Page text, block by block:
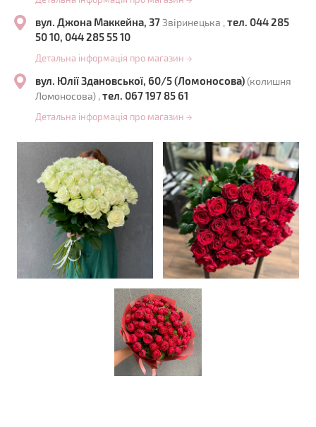
вул. Джона Маккейна, 37 Звіринецька , тел. 044 285
50 10, 044 285 55 10
Детальна інформація про магазин →
вул. Юлії Здановської, 60/5 (Ломоносова)(колишня
Ломоносова) , тел. 067 197 85 61
Детальна інформація про магазин →